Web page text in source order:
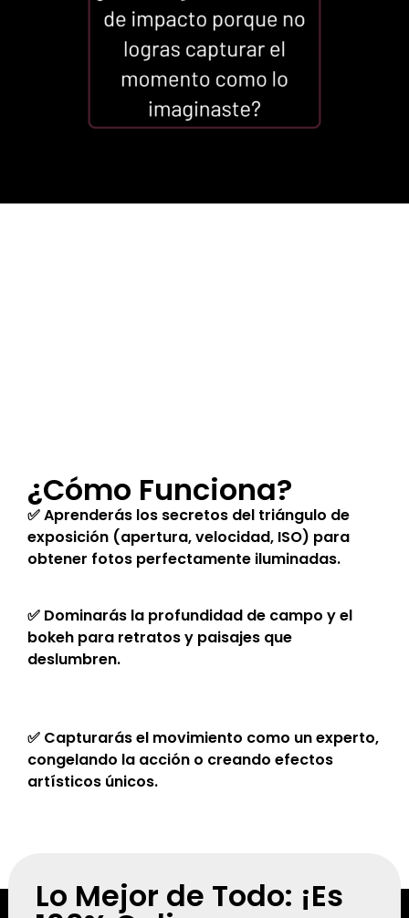
¿Cómo Funciona?
✅ Aprenderás los secretos del triángulo de
exposición (apertura, velocidad, ISO) para
obtener fotos perfectamente iluminadas.
✅ Dominarás la profundidad de campo y el
bokeh para retratos y paisajes que
deslumbren.
✅ Capturarás el movimiento como un experto,
congelando la acción o creando efectos
artísticos únicos.
Lo Mejor de Todo: ¡Es